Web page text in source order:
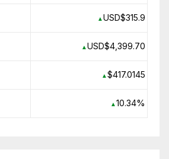
▲USD$315.9
▲USD$4,399.70
▲$417.0145
▲10.34%